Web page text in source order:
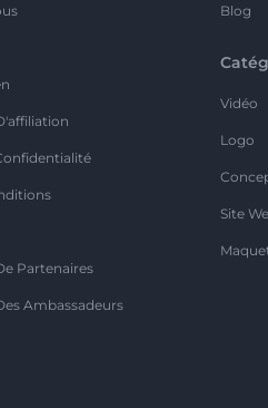
Partenaires
Ambassadeurs
Blog
Vidéo
Logo
Site